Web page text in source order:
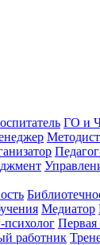
ГО и
Методист
Медиатор
психолог
работник